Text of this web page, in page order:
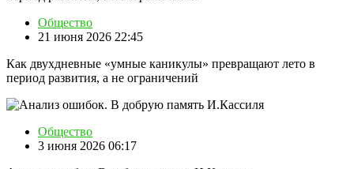
Общество
21 июня 2026 22:45
Как двухдневные «умные каникулы» превращают лето в
период развития, а не ограничений
Общество
3 июня 2026 06:17